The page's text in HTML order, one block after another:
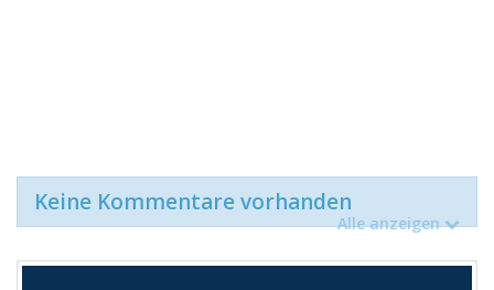
Keine Kommentare vorhanden
Alle anzeigen